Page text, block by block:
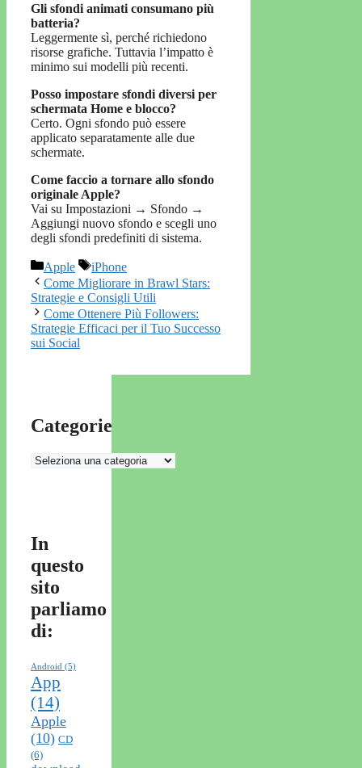
Gli sfondi animati consumano più
batteria?
Leggermente sì, perché richiedono
risorse grafiche. Tuttavia l’impatto è
minimo sui modelli più recenti.
Posso impostare sfondi diversi per
schermata Home e blocco?
Certo. Ogni sfondo può essere
applicato separatamente alle due
schermate.
Come faccio a tornare allo sfondo
originale Apple?
Vai su Impostazioni → Sfondo →
Aggiungi nuovo sfondo e scegli uno
degli sfondi predefiniti di sistema.
Categorie
Apple Tag
iPhone
Come Migliorare in Brawl Stars:
Strategie e Consigli Utili
Come Ottenere Più Followers:
Strategie Efficaci per il Tuo Successo
sui Social
Categorie
Categorie
In
questo
sito
parliamo
di:
Android (5)
App
(14)
Apple
(10) CD
(6)